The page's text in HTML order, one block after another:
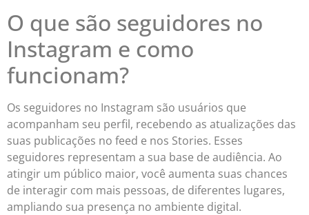
O que são seguidores no
Instagram e como
funcionam?
Os seguidores no Instagram são usuários que
acompanham seu perfil, recebendo as atualizações das
suas publicações no feed e nos Stories. Esses
seguidores representam a sua base de audiência. Ao
atingir um público maior, você aumenta suas chances
de interagir com mais pessoas, de diferentes lugares,
ampliando sua presença no ambiente digital.